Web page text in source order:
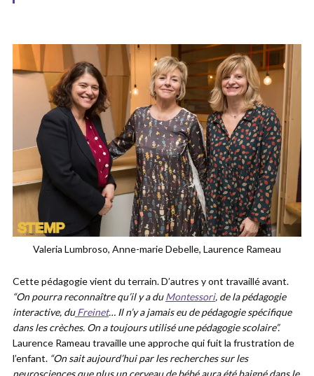
Valeria Lumbroso, Anne-marie Debelle, Laurence Rameau
Cette pédagogie vient du terrain. D’autres y ont travaillé avant.
“On pourra reconnaître qu’il y a duMontessori, de la pédagogie
interactive, duFreinet… Il n’y a jamais eu de pédagogie spécifique
dans les crèches. On a toujours utilisé une pédagogie scolaire”.
Laurence Rameau travaille une approche qui fuit la frustration de
l’enfant. “On sait aujourd’hui par les recherches sur les
neurosciences que plus un cerveau de bébé aura été baigné dans le